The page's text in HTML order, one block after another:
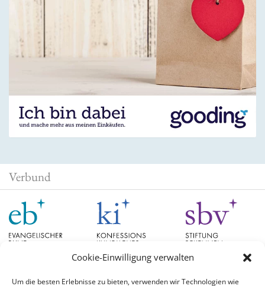
Cookie-Einwilligung verwalten
Um die besten Erlebnisse zu bieten, verwenden wir Technologien wie
Verbund